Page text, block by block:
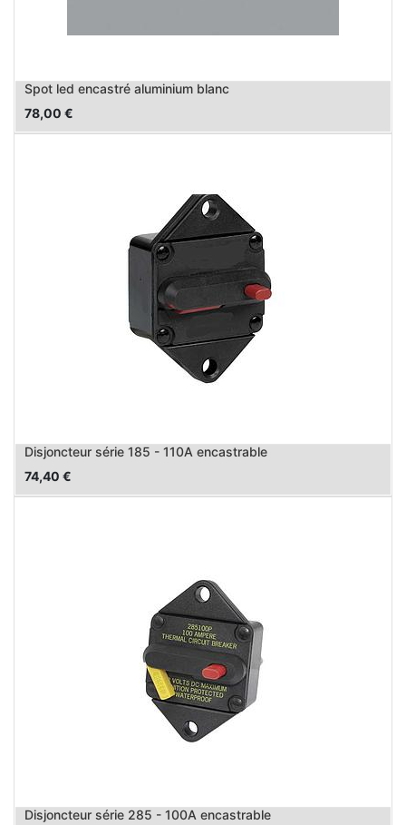
Spot led encastré aluminium blanc
78,00 €
Disjoncteur série 185 - 110A encastrable
74,40 €
Disjoncteur série 285 - 100A encastrable